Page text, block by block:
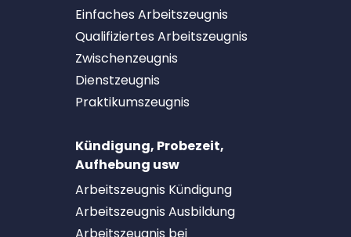
Einfaches Arbeitszeugnis
Qualifiziertes Arbeitszeugnis
Zwischenzeugnis
Dienstzeugnis
Praktikumszeugnis
Kündigung, Probezeit,
Aufhebung usw
Arbeitszeugnis Kündigung
Arbeitszeugnis Ausbildung